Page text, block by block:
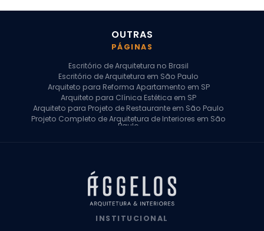
OUTRAS
PÁGINAS
Escritório de Arquitetura no Brasil
Escritório de Arquitetura em São Paulo
Arquiteto para Reforma Apartamento em SP
Arquiteto para Clínica Estética em SP
Arquiteto para Projeto de Restaurante em São Paulo
Projeto Completo de Arquitetura de Interiores em São
Paulo
Arquiteto para Projeto Comercial em São Paulo
Arquiteto Comercial
Arquiteto para Reforma de Apartamento
Arquiteto para Reforma Residencial
Arquitetura para Reforma de Casas
INSTITUCIONAL